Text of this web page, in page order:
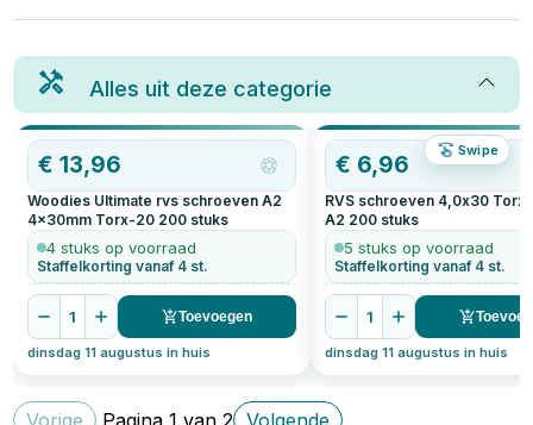
Alles uit deze categorie
Swipe
€13,96
Woodies Ultimate rvs schroeven A2
4x30mm Torx-20 200 stuks
4 stuks op voorraad
Staffelkorting vanaf 4 st.
1 Toevoegen
dinsdag 11 augustus in huis
€ 6,96
RVS schroeven 4,0x30
A2 200 stuks
5 stuks op voorraad
Staffelkorting vanaf 4 st.
1
dinsdag 11 augustus in huis
Vorige Pagina1 van2 Volgende